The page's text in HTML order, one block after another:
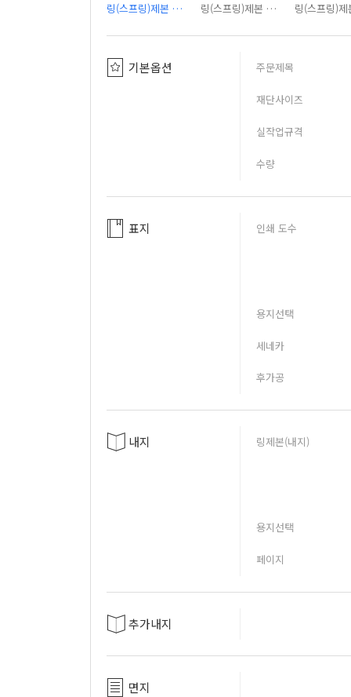
링(스프링)제본 - 커버없음 링(스프링)제본 - PVC투명커버
기본옵션 주문제목
재단사이즈
실작업규격
수량
표지 인쇄 도수
용지선택
세네카
후가공
내지 링제본(내지)
용지선택
페이지
추가내지
면지